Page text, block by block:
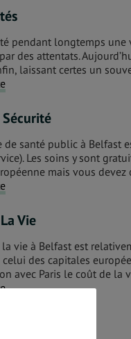
pendant longtemps
des attentats.
laissant certes un
de santé public à Belfast
Les soins y sont
mais vous
Vie
la vie à Belfast est
celui des capitales
avec Paris le coût de la